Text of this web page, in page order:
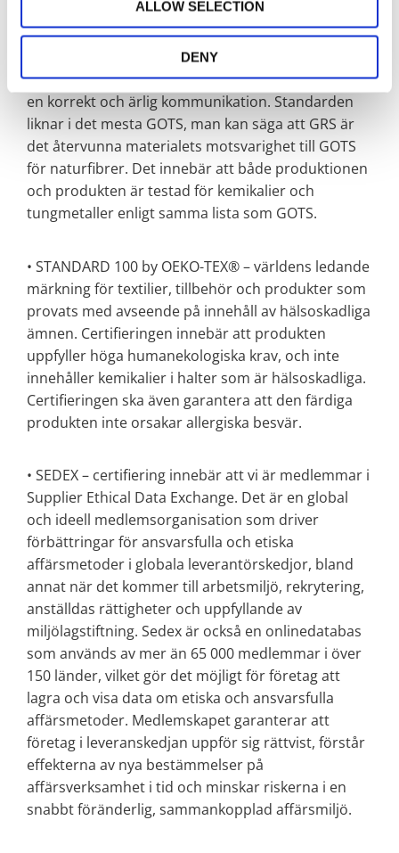
ALLOW SELECTION
DENY
och används som ett verktyg för att vi som företag
ska kunna kontrollera kvalité, standard och mängd
återvunnet material i våra produkter. Det är också
en certifiering som garanterar dig som konsument
en korrekt och ärlig kommunikation. Standarden
liknar i det mesta GOTS, man kan säga att GRS är
det återvunna materialets motsvarighet till GOTS
för naturfibrer. Det innebär att både produktionen
och produkten är testad för kemikalier och
tungmetaller enligt samma lista som GOTS.
• STANDARD 100 by OEKO-TEX® – världens ledande
märkning för textilier, tillbehör och produkter som
provats med avseende på innehåll av hälsoskadliga
ämnen. Certifieringen innebär att produkten
uppfyller höga humanekologiska krav, och inte
innehåller kemikalier i halter som är hälsoskadliga.
Certifieringen ska även garantera att den färdiga
produkten inte orsakar allergiska besvär.
• SEDEX – certifiering innebär att vi är medlemmar i
Supplier Ethical Data Exchange. Det är en global
och ideell medlemsorganisation som driver
förbättringar för ansvarsfulla och etiska
affärsmetoder i globala leverantörskedjor, bland
annat när det kommer till arbetsmiljö, rekrytering,
anställdas rättigheter och uppfyllande av
miljölagstiftning. Sedex är också en onlinedatabas
som används av mer än 65 000 medlemmar i över
150 länder, vilket gör det möjligt för företag att
lagra och visa data om etiska och ansvarsfulla
affärsmetoder. Medlemskapet garanterar att
företag i leveranskedjan uppför sig rättvist, förstår
effekterna av nya bestämmelser på
affärsverksamhet i tid och minskar riskerna i en
snabbt föränderlig, sammankopplad affärsmiljö.